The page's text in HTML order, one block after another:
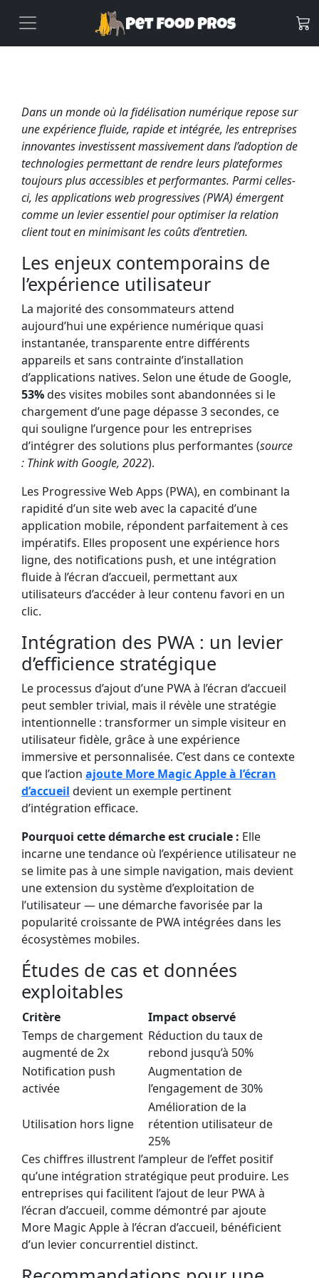
Dans un monde où la fidélisation numérique repose sur
une expérience fluide, rapide et intégrée, les entreprises
innovantes investissent massivement dans l’adoption de
technologies permettant de rendre leurs plateformes
toujours plus accessibles et performantes. Parmi celles-
ci, les applications web progressives (PWA) émergent
comme un levier essentiel pour optimiser la relation
client tout en minimisant les coûts d’entretien.
Les enjeux contemporains de
l’expérience utilisateur
La majorité des consommateurs attend
aujourd’hui une expérience numérique quasi
instantanée, transparente entre différents
appareils et sans contrainte d’installation
d’applications natives. Selon une étude de Google,
53%des visites mobiles sont abandonnées si le
chargement d’une page dépasse 3 secondes, ce
qui souligne l’urgence pour les entreprises
d’intégrer des solutions plus performantes (source
: Think with Google, 2022).
Les Progressive Web Apps (PWA), en combinant la
rapidité d’un site web avec la capacité d’une
application mobile, répondent parfaitement à ces
impératifs. Elles proposent une expérience hors
ligne, des notifications push, et une intégration
fluide à l’écran d’accueil, permettant aux
utilisateurs d’accéder à leur contenu favori en un
clic.
Intégration des PWA : un levier
d’efficience stratégique
Le processus d’ajout d’une PWA à l’écran d’accueil
peut sembler trivial, mais il révèle une stratégie
intentionnelle : transformer un simple visiteur en
utilisateur fidèle, grâce à une expérience
immersive et personnalisée. C’est dans ce contexte
que l’action ajoute More Magic Apple à l’écran
d’accueil devient un exemple pertinent
d’intégration efficace.
Pourquoi cette démarche est cruciale : Elle
incarne une tendance où l’expérience utilisateur ne
se limite pas à une simple navigation, mais devient
une extension du système d’exploitation de
l’utilisateur — une démarche favorisée par la
popularité croissante de PWA intégrées dans les
écosystèmes mobiles.
Études de cas et données
exploitables
Critère
Impact observé
Temps de chargement
augmenté de 2x
Réduction du taux de
rebond jusqu’à 50%
Notification push
activée
Augmentation de
l’engagement de 30%
Utilisation hors ligne
Amélioration de la
rétention utilisateur de
25%
Ces chiffres illustrent l’ampleur de l’effet positif
qu’une intégration stratégique peut produire. Les
entreprises qui facilitent l’ajout de leur PWA à
l’écran d’accueil, comme démontré par ajoute
More Magic Apple à l’écran d’accueil, bénéficient
d’un levier concurrentiel distinct.